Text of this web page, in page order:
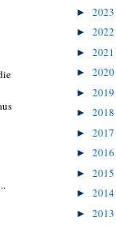
► 2023
► 2022
► 2021
► 2020
► 2019
► 2018
► 2017
► 2016
► 2015
► 2014
► 2013